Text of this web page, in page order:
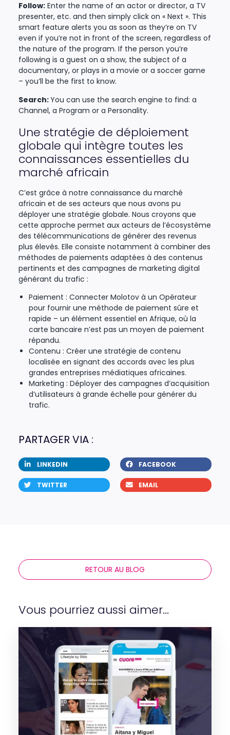
Follow:Enter the name of an actor or director, a TV
presenter, etc. and then simply click on « Next ». This
smart feature alerts you as soon as they’re on TV
even if you’re not in front of the screen, regardless of
the nature of the program. If the person you’re
following is a guest on a show, the subject of a
documentary, or plays in a movie or a soccer game
– you’ll be the first to know.
Search:You can use the search engine to find: a
Channel, a Program or a Personality.
Une stratégie de déploiement
globale qui intègre toutes les
connaissances essentielles du
marché africain
C’est grâce à notre connaissance du marché
africain et de ses acteurs que nous avons pu
déployer une stratégie globale. Nous croyons que
cette approche permet aux acteurs de l’écosystème
des télécommunications de générer des revenus
plus élevés. Elle consiste notamment à combiner des
méthodes de paiements adaptées à des contenus
pertinents et des campagnes de marketing digital
générant du trafic :
Paiement : Connecter Molotov à un Opérateur
pour fournir une méthode de paiement sûre et
rapide – un élément essentiel en Afrique, où la
carte bancaire n’est pas un moyen de paiement
répandu.
Contenu : Créer une stratégie de contenu
localisée en signant des accords avec les plus
grandes entreprises médiatiques africaines.
Marketing : Déployer des campagnes d’acquisition
d’utilisateurs à grande échelle pour générer du
trafic.
PARTAGER VIA :
LINKEDIN FACEBOOK
TWITTER EMAIL
RETOUR AU BLOG
Vous pourriez aussi aimer...